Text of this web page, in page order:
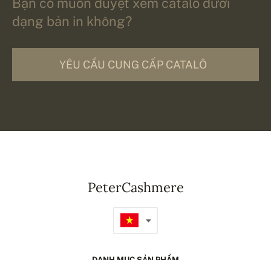
dạng bản in không?
YÊU CẦU CUNG CẤP CATALÔ
PeterCashmere